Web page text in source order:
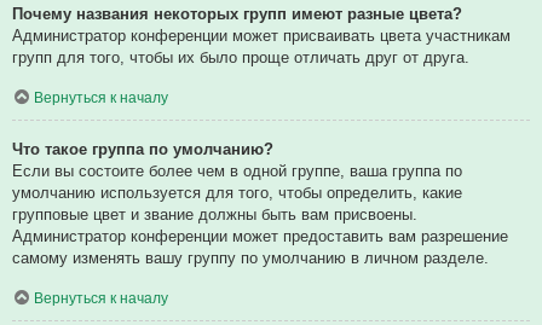
Почему названия некоторых групп имеют разные цвета?
Администратор конференции может присваивать цвета участникам
групп для того, чтобы их было проще отличать друг от друга.
Вернуться к началу
Что такое группа по умолчанию?
Если вы состоите более чем в одной группе, ваша группа по
умолчанию используется для того, чтобы определить, какие
групповые цвет и звание должны быть вам присвоены.
Администратор конференции может предоставить вам разрешение
самому изменять вашу группу по умолчанию в личном разделе.
Вернуться к началу